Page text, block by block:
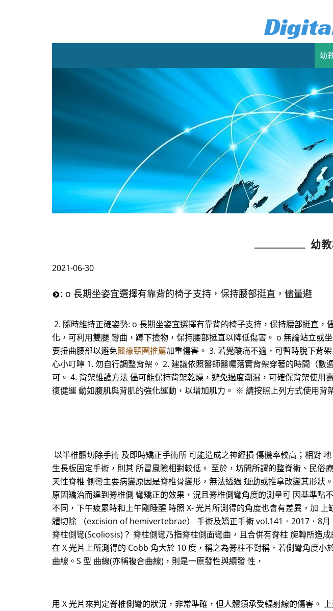
幼
幼
2021-06-30
: o 長期坐姿宜選擇有靠背的椅子支持，保持腰部挺直，儘量避
2. 隨時維持正確姿勢: o 長期坐姿宜選擇有靠背的椅子支持，保持腰部挺直
化，可利用雙腿 彎曲，蹲下撿物，保持腰部挺直以降低傷害。 o 無論站立或
要扭曲腰部以避免醫療頸圈推薦加重傷害。 3. 若覺酸痛不適，可暫時脫下背
心小叮嚀 1. 勿自行調整背架。 2. 建議依照醫師醫囑落實背架穿著的時間（
可。 4. 背架維護方法 儘可能保持背架乾燥，避免過度潮濕，可確保背架使
復健運 動如腹肌與背肌的強化運動，以增加肌力。 ※ 請按照上列方式使用背
以半椎體切除手術 及即時矯正手術所 可能造成之神經損 傷機率較高；相對
生長板固定手術，則其 所冒風險相對較低。 至於，坊間所謂的整脊術、民
天性脊椎 側彎主要病變原因是脊椎骨變形，無法透過 運動或推拿改變其形
原因矯治而達到脊椎側 彎矯正的效果，況且脊椎側彎角度的測量可 因基準
不同，下午疲累時和上午剛睡醒 時照 X- 光片所測得的角度也會有差異，加
體切除 （excision of hemivertebrae） 手術及矯正手術 vol.141．2017．8
脊柱側彎(Scoliosis)？ 脊柱側彎乃指脊柱側面彎曲，且合併有脊柱 旋轉所造
在 X 光片上所測得的 Cobb 角大於 10 度，稱之為脊柱不對稱，若側彎角度
曲線。S 型 曲線(亦稱複合曲線)，則是一原發性與續發 性，
用 X 光片來判定脊椎側彎的狀況，非常準確，但人體須承受輻射線的傷害。